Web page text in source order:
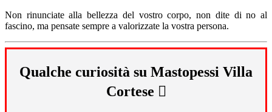
Non rinunciate alla bellezza del vostro corpo, non dite di no al
fascino, ma pensate sempre a valorizzate la vostra persona.
Qualche curiosità su Mastopessi Villa
Cortese